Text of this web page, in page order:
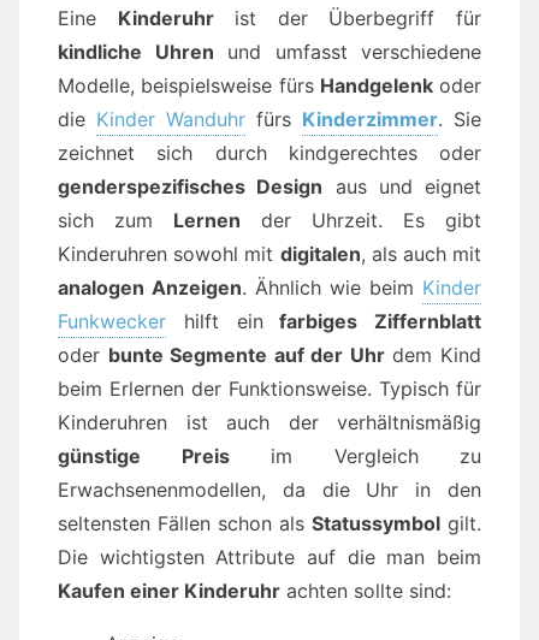
Eine Kinderuhrist der Überbegriff für
kindliche Uhren und umfasst verschiedene
Modelle, beispielsweise fürs Handgelenkoder
die Kinder Wanduhr fürs Kinderzimmer. Sie
zeichnet sich durch kindgerechtes oder
genderspezifisches Design aus und eignet
sich zum Lernen der Uhrzeit. Es gibt
Kinderuhren sowohl mit digitalen, als auch mit
analogen Anzeigen. Ähnlich wie beim Kinder
Funkwecker hilft ein farbiges Ziffernblatt
oder bunte Segmente auf der Uhrdem Kind
beim Erlernen der Funktionsweise. Typisch für
Kinderuhren ist auch der verhältnismäßig
günstige Preisim Vergleich zu
Erwachsenenmodellen, da die Uhr in den
seltensten Fällen schon als Statussymbol gilt.
Die wichtigsten Attribute auf die man beim
Kaufen einer Kinderuhr achten sollte sind: